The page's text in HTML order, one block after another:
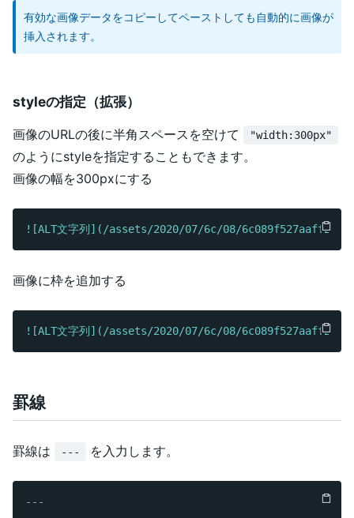
有効な画像データをコピーしてペーストしても自動的に画像が
挿入されます。
styleの指定（拡張）
画像のURLの後に半角スペースを空けて "width:300px"
のようにstyleを指定することもできます。
画像の幅を300pxにする
![ALT文字列 ](/assets/2020/07/6c/08/
画像に枠を追加する
![ALT文字列 ](/assets/2020/07/6c/08/
罫線
罫線は --- を入力します。
---